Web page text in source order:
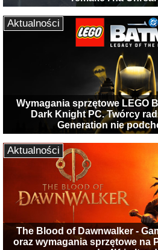
Wymagania sprzętowe LEGO
Dark Knight PC. Twórcy
Generation nie
Aktualności
The Blood of Dawnwalker -
oraz wymagania sprzętowe na
Aktualności